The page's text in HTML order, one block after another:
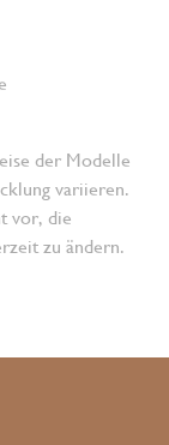
der Modelle
variieren.
vor, die
zu ändern.